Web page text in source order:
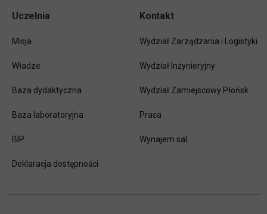
Uczelnia
Misja
Władze
Baza dydaktyczna
Baza laboratoryjna
BIP
Deklaracja dostępności
Kontakt
Wydział Zarządzania i Logistyki
Wydział Inżynieryjny
Wydział Zamiejscowy Płońsk
Praca
Wynajem sal